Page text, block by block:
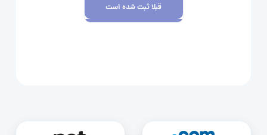
قبلا ثبت شده است